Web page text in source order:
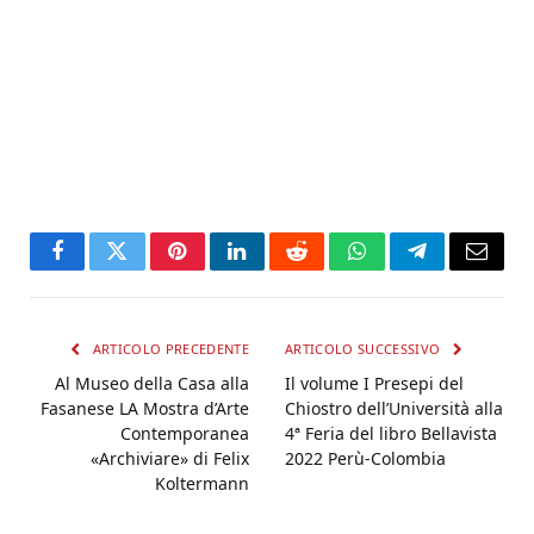
FacebookTwitterPinterestLinkedInRedditWhatsAppTelegramEmail
ARTICOLO PRECEDENTE
Al Museo della Casa alla
Fasanese LA Mostra d’Arte
Contemporanea
«Archiviare» di Felix
Koltermann
ARTICOLO SUCCESSIVO
Il volume I Presepi del
Chiostro dell’Università alla
4ª Feria del libro Bellavista
2022 Perù-Colombia